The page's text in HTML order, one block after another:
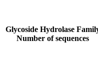
Glycoside Hydrolase
Number of sequences